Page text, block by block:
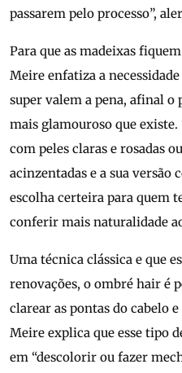
passarem pelo processo”,
Para que as madeixas
Meire enfatiza a
super valem a pena, afinal o
mais glamouroso que
com peles claras e rosadas
acinzentadas e a sua versão
escolha certeira para quem
conferir mais naturalidade
Uma técnica clássica e que
renovações, o ombré hair é
clarear as pontas do cabelo
Meire explica que esse tipo
em “descolorir ou fazer